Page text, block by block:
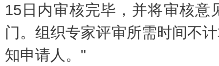
15日内审核完毕，并将审核
门。组织专家评审所需时间不
知申请人。"